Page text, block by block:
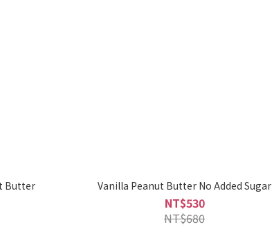
Butter Vanilla Peanut Butter No Added Sugar
NT$530
NT$680